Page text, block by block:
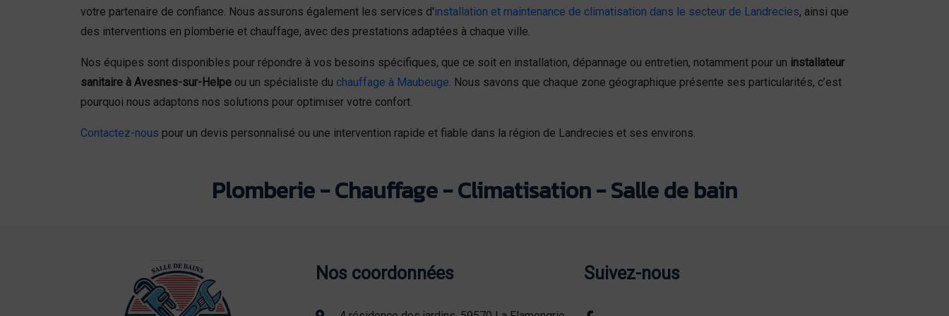
votre partenaire de confiance. Nous assurons également les services d'installation et maintenance de climatisation dans le secteur de Landrecies, ainsi que
des interventions en plomberie et chauffage, avec des prestations adaptées à chaque ville.
Nos équipes sont disponibles pour répondre à vos besoins spécifiques, que ce soit en installation, dépannage ou entretien, notamment pour un installateur
sanitaire à Avesnes-sur-Helpe ou un spécialiste du chauffage à Maubeuge. Nous savons que chaque zone géographique présente ses particularités, c’est
pourquoi nous adaptons nos solutions pour optimiser votre confort.
Contactez-nous pour un devis personnalisé ou une intervention rapide et fiable dans la région de Landrecies et ses environs.
Plomberie - Chauffage - Climatisation - Salle de bain
Nos coordonnées Suivez-nous